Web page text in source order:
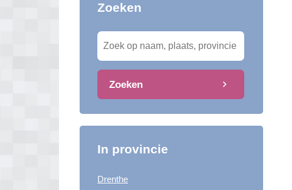
Zoeken
Zoeken
In provincie
Drenthe